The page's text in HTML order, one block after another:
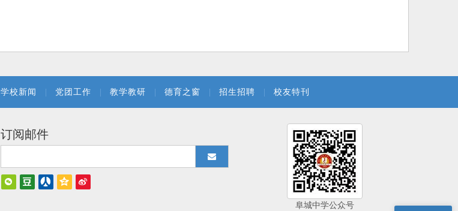
学校新闻 | 党团工作 | 教学教研 | 德育之窗 | 招生招聘 | 校友特刊
订阅邮件
阜城中学公众号